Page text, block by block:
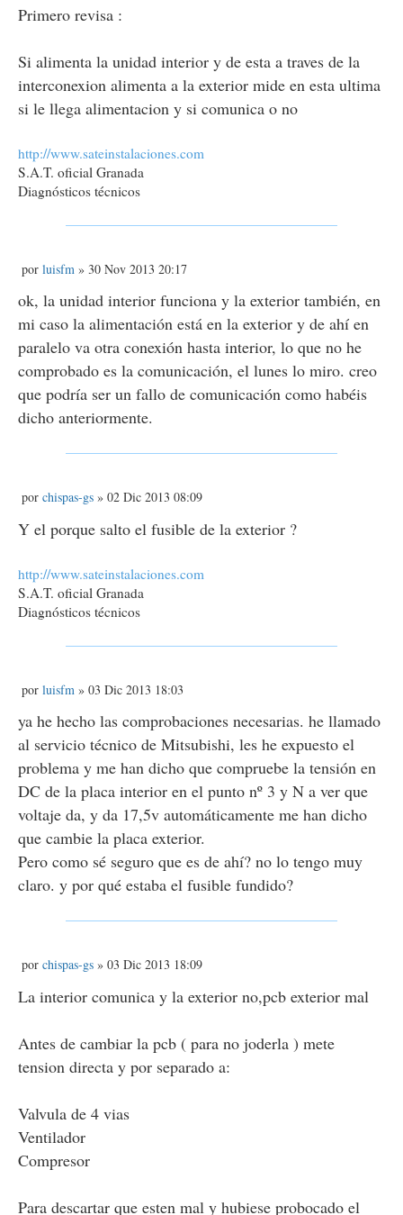
n
s
j
e
Primero revisa :
Si alimenta la unidad interior y de esta a traves de la
interconexion alimenta a la exterior mide en esta ultima
si le llega alimentacion y si comunica o no
http://www.sateinstalaciones.com
S.A.T. oficial Granada
Diagnósticos técnicos
M
e
n
s
a
e
por luisfm » 30 Nov 2013 20:17
ok, la unidad interior funciona y la exterior también, en
mi caso la alimentación está en la exterior y de ahí en
paralelo va otra conexión hasta interior, lo que no he
comprobado es la comunicación, el lunes lo miro. creo
que podría ser un fallo de comunicación como habéis
dicho anteriormente.
M
n
j
e
por chispas-gs » 02 Dic 2013 08:09
Y el porque salto el fusible de la exterior ?
http://www.sateinstalaciones.com
S.A.T. oficial Granada
Diagnósticos técnicos
M
e
n
s
a
e
por luisfm » 03 Dic 2013 18:03
ya he hecho las comprobaciones necesarias. he llamado
al servicio técnico de Mitsubishi, les he expuesto el
problema y me han dicho que compruebe la tensión en
DC de la placa interior en el punto nº 3 y N a ver que
voltaje da, y da 17,5v automáticamente me han dicho
que cambie la placa exterior.
Pero como sé seguro que es de ahí? no lo tengo muy
claro. y por qué estaba el fusible fundido?
M
n
s
e
por chispas-gs » 03 Dic 2013 18:09
La interior comunica y la exterior no,pcb exterior mal
Antes de cambiar la pcb ( para no joderla ) mete
tension directa y por separado a:
Valvula de 4 vias
Ventilador
Compresor
Para descartar que esten mal y hubiese probocado el